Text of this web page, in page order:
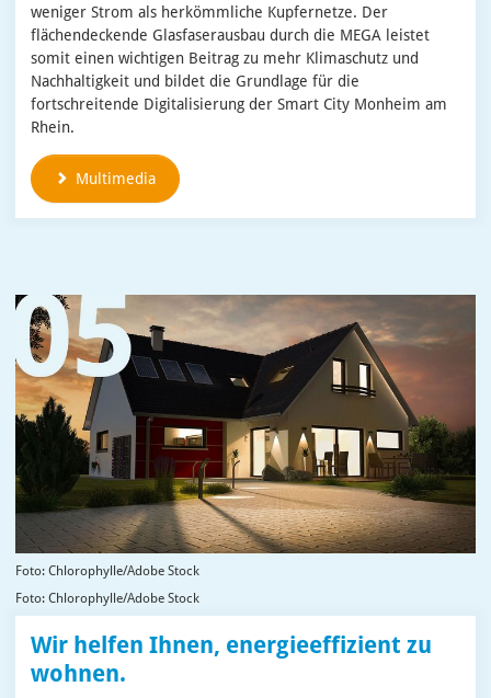
weniger Strom als herkömmliche Kupfernetze. Der
flächendeckende Glasfaserausbau durch die MEGA leistet
somit einen wichtigen Beitrag zu mehr Klimaschutz und
Nachhaltigkeit und bildet die Grundlage für die
fortschreitende Digitalisierung der Smart City Monheim am
Rhein.
Multimedia
Foto: Chlorophylle/Adobe Stock
Foto: Chlorophylle/Adobe Stock
Wir helfen Ihnen, energieeffizient zu
wohnen.